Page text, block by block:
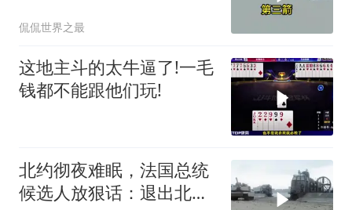
侃侃世界之最
这地主斗的太牛逼了!一毛
钱都不能跟他们玩!
北约彻夜难眠，法国总统
候选人放狠话：退出北